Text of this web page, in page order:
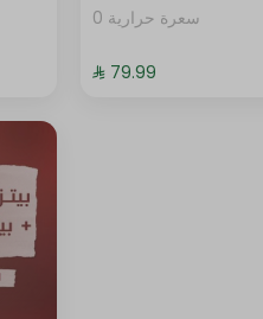
0 سعرة حرارية
⁨⁦‪‬ 79.99⁩